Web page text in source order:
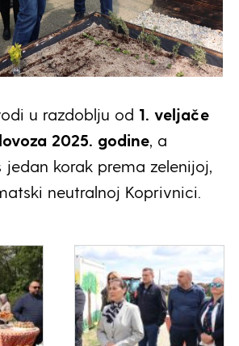
u razdoblju od 1. veljače
2025. godine, a
korak prema zelenijoj,
neutralnoj Koprivnici.